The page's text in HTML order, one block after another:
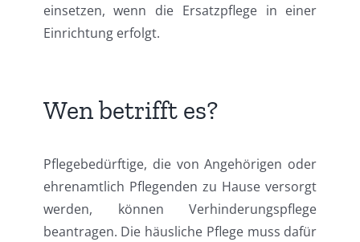
einsetzen, wenn die Ersatzpflege in einer
Einrichtung erfolgt.
Wen betrifft es?
Pflegebedürftige, die von Angehörigen oder
ehrenamtlich Pflegenden zu Hause versorgt
werden, können Verhinderungspflege
beantragen. Die häusliche Pflege muss dafür